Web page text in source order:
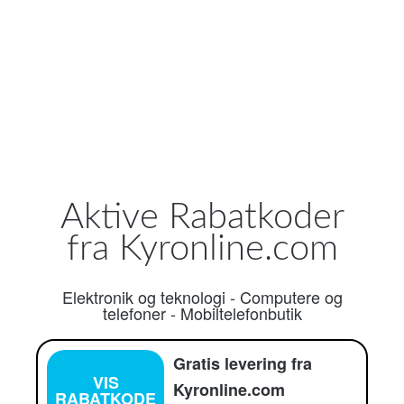
Aktive Rabatkoder
fra Kyronline.com
Elektronik og teknologi - Computere og
telefoner- Mobiltelefonbutik
VIS
RABATKODE
Gratis levering fra
Kyronline.com